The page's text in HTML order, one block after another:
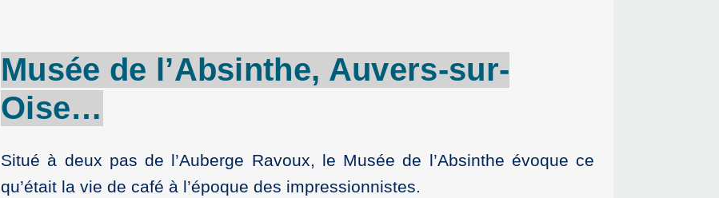
Musée de l’Absinthe, Auvers-sur-
Oise…
Situé à deux pas de l’Auberge Ravoux, le Musée de l’Absinthe évoque ce
qu’était la vie de café à l’époque des impressionnistes.